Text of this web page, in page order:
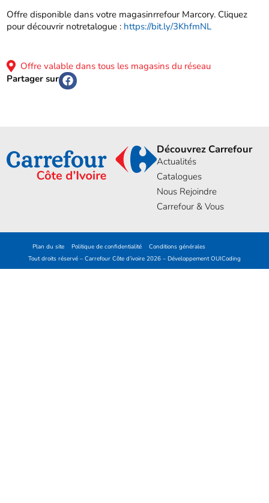
Offre disponible dans votre magasinrrefour Marcory. Cliquez
pour découvrir notretalogue : https://bit.ly/3KhfmNL
Offre valable dans tous les magasins du réseau
Partager sur
Découvrez Carrefour
Actualités
Catalogues
Nous Rejoindre
Carrefour & Vous
Plan du site Politique de confidentialité
Conditions générales
Tout droits réservé – Carrefour Côte d’ivoire 2026 – DéveloppementOUICoding